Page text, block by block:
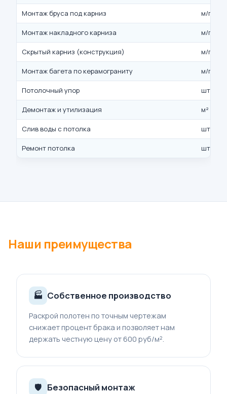
Монтаж бруса под карниз м/п
Монтаж накладного карниза м/п
Скрытый карниз (конструкция) м/п
Монтаж багета по керамограниту м/п
Потолочный упор шт.
Демонтаж и утилизация м²
Слив воды с потолка шт.
Ремонт потолка шт.
Наши преимущества
🏭 Собственное производство
Раскрой полотен по точным чертежам
снижает процент брака и позволяет нам
держать честную цену от 600 руб/м².
🛡 Безопасный монтаж